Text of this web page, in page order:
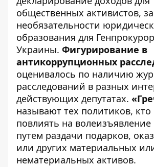
общественных активистов,
необязательности
образования для
Украины. Фигурирование в
антикоррупционных
оценивалось по наличию
расследований в разных
действующих депутатах.
называют тех политиков, кто
повлиять на волеизъявление
путем раздачи подарков,
или других материальных
нематериальных активов.